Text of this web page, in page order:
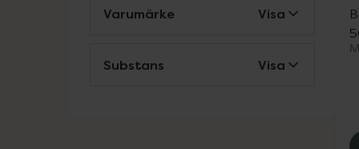
Varumärke Visa
Substans Visa